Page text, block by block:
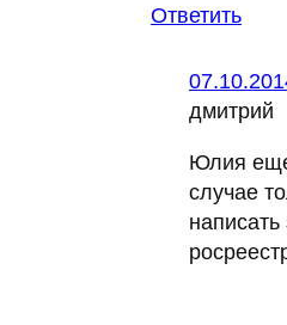
Ответить
дмитрий
Юлия
случае